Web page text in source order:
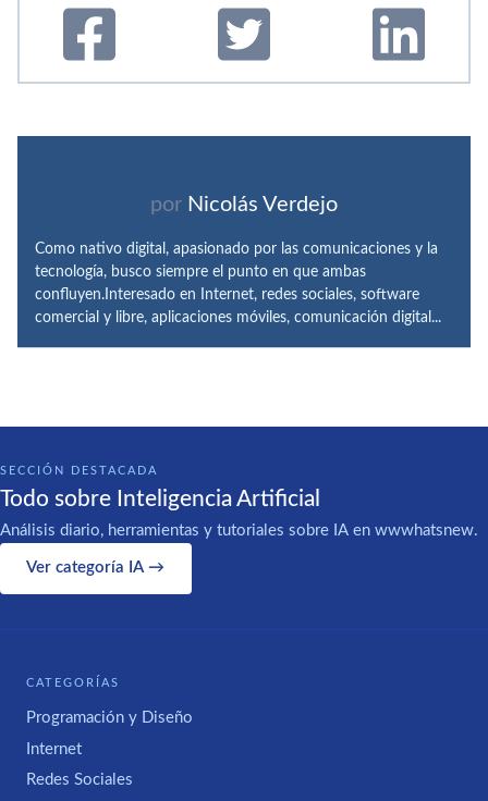
por Nicolás Verdejo
Como nativo digital, apasionado por las comunicaciones y la
tecnología, busco siempre el punto en que ambas
confluyen.Interesado en Internet, redes sociales, software
comercial y libre, aplicaciones móviles, comunicación digital...
SECCIÓN DESTACADA
Todo sobre Inteligencia Artificial
Análisis diario, herramientas y tutoriales sobre IA en wwwhatsnew.
Ver categoría IA →
CATEGORÍAS
Programación y Diseño
Internet
Redes Sociales